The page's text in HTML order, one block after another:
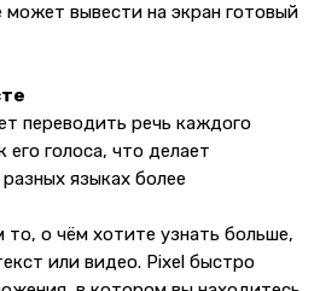
может вывести на экран готовый
переводить речь каждого
его голоса, что делает
языках более
о чём хотите узнать больше,
или видео. Pixel быстро